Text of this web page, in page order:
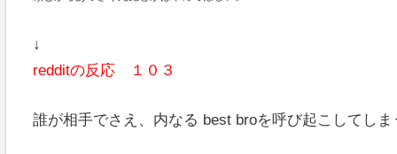
↓
redditの反応 １０３
誰が相手でさえ、内なる best broを呼び起こしてしま